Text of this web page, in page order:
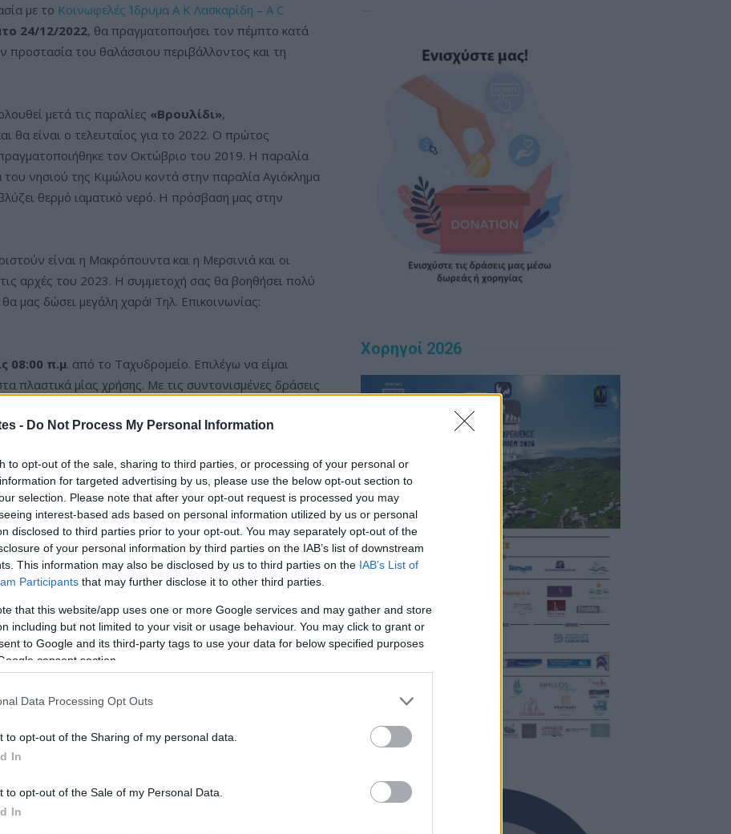
- Do Not Process My Personal Information
to opt-out of the sale, sharing to third parties, or processing of your personal or
for targeted advertising by us, please use the below opt-out section to
selection. Please note that after your opt-out request is processed you may
interest-based ads based on personal information utilized by us or personal
disclosed to third parties prior to your opt-out. You may separately opt-out of the
of your personal information by third parties on the IAB’s list of downstream
This information may also be disclosed by us to third parties on the IAB’s List of
Participants that may further disclose it to other third parties.
that this website/app uses one or more Google services and may gather and store
including but not limited to your visit or usage behaviour. You may click to grant or
to Google and its third-party tags to use your data for below specified purposes
consent section.
Data Processing Opt Outs
to opt-out of the Sharing of my personal data.
In
to opt-out of the Sale of my Personal Data.
In
με το Κοινωφελές Ίδρυμα Α Κ Λασκαρίδη – A C
24/12/2022, θα πραγματοποιήσει τον πέμπτο κατά
προστασία του θαλάσσιου περιβάλλοντος και τη
μετά τις παραλίες «Βρουλίδι»,
θα είναι ο τελευταίος για το 2022. Ο πρώτος
τον Οκτώβριο του 2019. Η παραλία
νησιού της Κιμώλου κοντά στην παραλία Αγιόκλημα
θερμό ιαματικό νερό. Η πρόσβαση μας στην
είναι η Μακρόπουντα και η Μερσινιά και οι
αρχές του 2023. Η συμμετοχή σας θα βοηθήσει πολύ
μας δώσει μεγάλη χαρά! Τηλ. Επικοινωνίας:
08:00 π.μ. από το Ταχυδρομείο. Επιλέγω να είμαι
πλαστικά μίας χρήσης. Με τις συντονισμένες δράσεις
συμβάλλουμε έμπρακτα στην διαφύλαξη των καθαρών
Επόμενο άρθρο
Ολοκλήρωση καθαρισμού παραλίας “Κάστρο”
Χορηγοί 2026